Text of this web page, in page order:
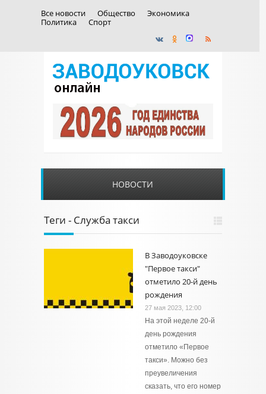
Все новости Общество
Экономика
Политика
Спорт
НОВОСТИ
Теги - Служба такси
В Заводоуковске
"Первое такси"
отметило 20-й день
рождения
27 мая 2023, 12:00
На этой неделе 20-й
день рождения
отметило «Первое
такси». Можно без
преувеличения
сказать, что его номер